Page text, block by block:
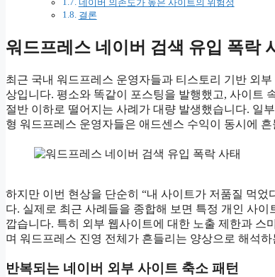
네이버 의존도가 높은 사이트의 위험성
결론
워드프레스 네이버 검색 유입 폭락
최근 국내 워드프레스 운영자들과 티스토리 기반 외
상입니다. 평소와 똑같이 포스팅을 발행했고, 사이트
절반 이하로 떨어지는 사례가 대량 발생했습니다. 일
형 워드프레스 운영자들은 애드센스 수익이 동시에
하지만 이번 현상을 단순히 “내 사이트가 저품질 먹
다. 실제로 최근 사례들을 종합해 보면 특정 개인 사
깝습니다. 특히 외부 웹사이트에 대한 노출 제한과 스
며 워드프레스 진영 전체가 흔들리는 양상으로 해석
반복되는 네이버 외부 사이트 축소 패턴